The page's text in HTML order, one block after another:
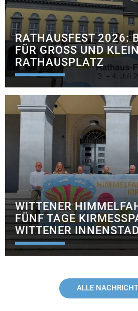
RATHAUSFEST 2026:
FÜR GROSS UND KLEIN
ATHAUSPLATZ
WITTENER
FÜNF TAGE
ITTENER
ALLE